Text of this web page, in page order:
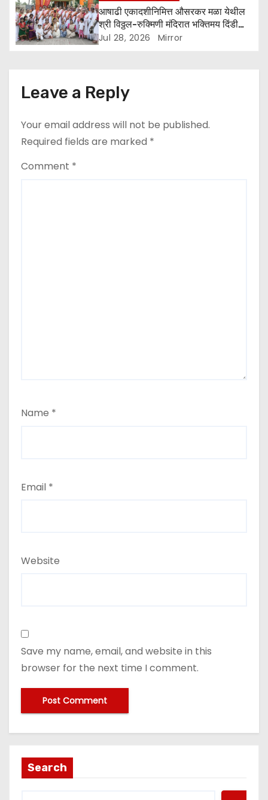
आषाढी एकादशीनिमित्त औसरकर मळा येथील
श्री विठ्ठल-रुक्मिणी मंदिरात भक्तिमय दिंडी
सोहळा उत्साहात
Jul 28, 2026 Mirror
Leave a Reply
Your email address will not be published.
Required fields are marked *
Comment *
Name *
Email *
Website
Save my name, email, and website in this
browser for the next time I comment.
Search